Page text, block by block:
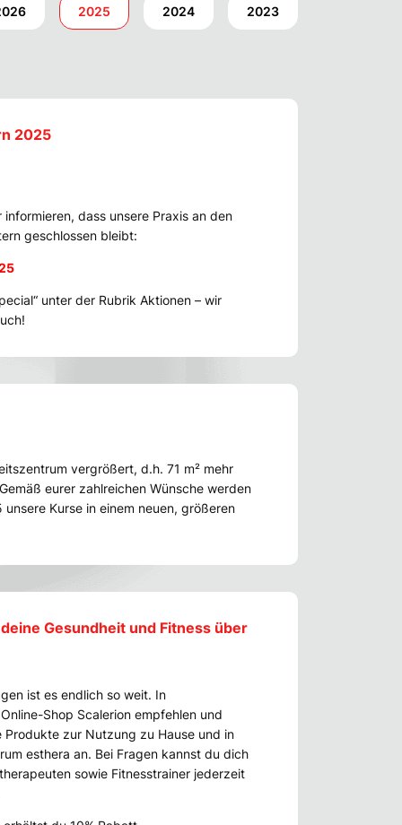
2025 2024 2023
2025
dass unsere Praxis an den
geschlossen bleibt:
unter der Rubrik Aktionen – wir
vergrößert, d.h. 71 m² mehr
eurer zahlreichen Wünsche werden
Kurse in einem neuen, größeren
Gesundheit und Fitness über
ist es endlich so weit. In
Shop Scalerion empfehlen und
zur Nutzung zu Hause und in
esthera an. Bei Fragen kannst du dich
sowie Fitnesstrainer jederzeit